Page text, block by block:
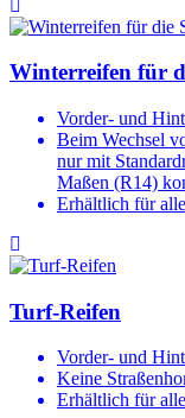
Winterreifen für
Vorder- und
Beim Wechsel
nur mit
Maßen (R14)
Erhältlich für
Turf-Reifen
Vorder- und
Keine
Erhältlich für